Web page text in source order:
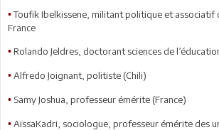
•Toufik Ibelkissene, militant politique et associatif
France
• Rolando Jeldres, doctorant sciences de
• Alfredo Joignant, politiste (Chili)
• Samy Joshua, professeur émérite (France)
• AïssaKadri, sociologue, professeur émérite des